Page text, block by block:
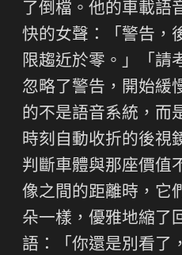
了倒檔。他的車載語
快的女聲：「警告，
限趨近於零。」「請
忽略了警告，開始緩
的不是語音系統，而
時刻自動收折的後視
判斷車體與那座價值
像之間的距離時，它
朵一樣，優雅地縮了
語：「你還是別看了